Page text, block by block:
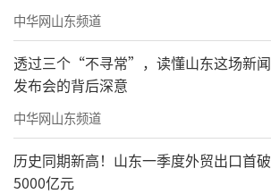
中华网山东频道
透过三个“不寻常”，读懂山东这场新闻
发布会的背后深意
中华网山东频道
历史同期新高！山东一季度外贸出口首破
5000亿元